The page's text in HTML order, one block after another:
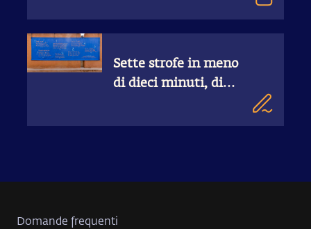
Sette strofe in meno
di dieci minuti, di
Domande frequenti